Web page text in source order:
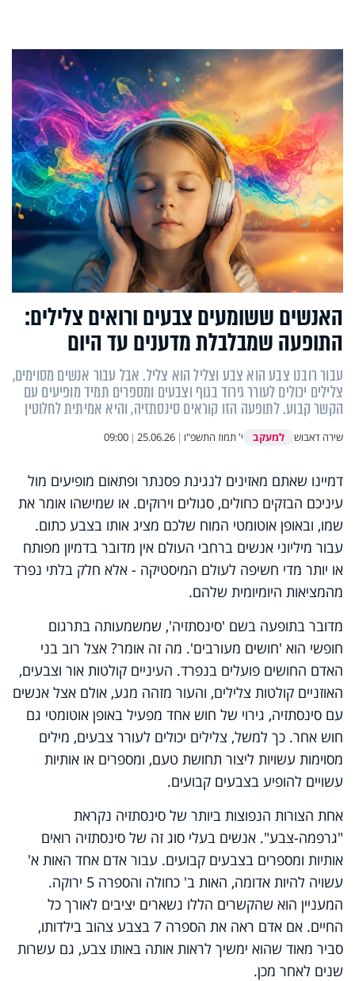
האנשים ששומעים צבעים ורואים צלילים:
התופעה שמבלבלת מדענים עד היום
עבור רובנו צבע הוא צבע וצליל הוא צליל. אבל עבור אנשים מסוימים,
צלילים יכולים לעורר גירוד בגוף וצבעים ומספרים תמיד מופיעים עם
הקשר קבוע. לתופעה הזו קוראים סינסתזיה, והיא אמיתית לחלוטין
שירה דאבוש למעקב י' תמוז התשפ"ו |
25.06.26
|
09:00
דמיינו שאתם מאזינים לנגינת פסנתר ופתאום מופיעים מול
עיניכם הבזקים כחולים, סגולים וירוקים. או שמישהו אומר את
שמו, ובאופן אוטומטי המוח שלכם מציג אותו בצבע כתום.
עבור מיליוני אנשים ברחבי העולם אין מדובר בדמיון מפותח
או יותר מדי חשיפה לעולם המיסטיקה - אלא חלק בלתי נפרד
מהמציאות היומיומית שלהם.
מדובר בתופעה בשם 'סינסתזיה', שמשמעותה בתרגום
חופשי הוא 'חושים מעורבים'. מה זה אומר? אצל רוב בני
האדם החושים פועלים בנפרד. העיניים קולטות אור וצבעים,
האוזניים קולטות צלילים, והעור מזהה מגע, אולם אצל אנשים
עם סינסתזיה, גירוי של חוש אחד מפעיל באופן אוטומטי גם
חוש אחר. כך למשל, צלילים יכולים לעורר צבעים, מילים
מסוימות עשויות ליצור תחושת טעם, ומספרים או אותיות
עשויים להופיע בצבעים קבועים.
אחת הצורות הנפוצות ביותר של סינסתזיה נקראת
"גרפמה-צבע". אנשים בעלי סוג זה של סינסתזיה רואים
אותיות ומספרים בצבעים קבועים. עבור אדם אחד האות א'
עשויה להיות אדומה, האות ב' כחולה והספרה 5 ירוקה.
המעניין הוא שהקשרים הללו נשארים יציבים לאורך כל
החיים. אם אדם ראה את הספרה 7 בצבע צהוב בילדותו,
סביר מאוד שהוא ימשיך לראות אותה באותו צבע, גם עשרות
שנים לאחר מכן.